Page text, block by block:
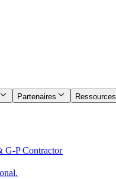
Partenaires​​
Ressources​​
G-P Contractor​​